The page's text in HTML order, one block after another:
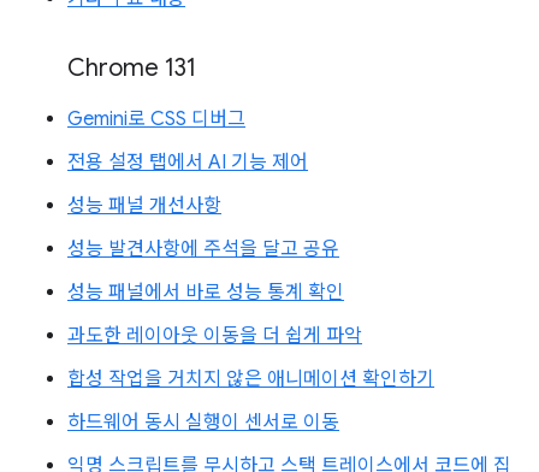
Chrome 131
Gemini로 CSS 디버그
전용 설정 탭에서 AI 기능 제어
성능 패널 개선사항
성능 발견사항에 주석을 달고 공유
성능 패널에서 바로 성능 통계 확인
과도한 레이아웃 이동을 더 쉽게 파악
합성 작업을 거치지 않은 애니메이션 확인하기
하드웨어 동시 실행이 센서로 이동
익명 스크립트를 무시하고 스택 트레이스에서 코드에 집